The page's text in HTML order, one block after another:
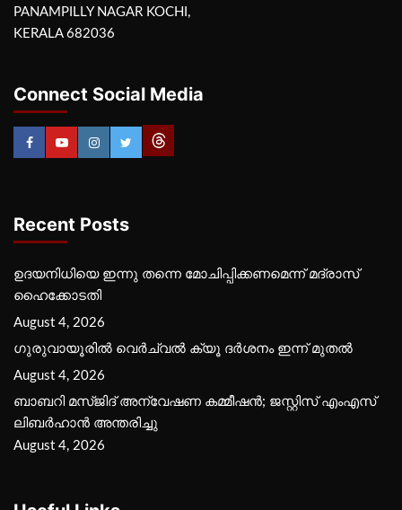
PANAMPILLY NAGAR KOCHI,
KERALA 682036
Connect Social Media
Recent Posts
ഉദയനിധിയെ ഇന്നു തന്നെ മോചിപ്പിക്കണമെന്ന് മദ്രാസ്
ഹൈക്കോടതി
August 4, 2026
ഗുരുവായൂരില്‍ വെര്‍ച്വല്‍ ക്യൂ ദര്‍ശനം ഇന്ന് മുതല്‍
August 4, 2026
ബാബറി മസ്ജിദ് അന്വേഷണ കമ്മീഷന്‍; ജസ്റ്റിസ് എംഎസ്
ലിബര്‍ഹാന്‍ അന്തരിച്ചു
August 4, 2026